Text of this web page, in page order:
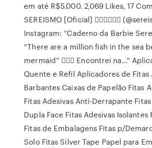
em até R$5.000. 2,069 Likes, 17
SEREISMO [Oficial] 🧜🏻‍♀️🧜🏿‍♂️
Instagram: “Caderno da Barbie
“There are a million fish in the sea
mermaid” 🧜🏻‍♀️ Encontrei na…”
Quente e Refil Aplicadores de Fitas
Barbantes Caixas de Papelão Fitas
Fitas Adesivas Anti-Derrapante
Dupla Face Fitas Adesivas Isolantes
Fitas de Embalagens Fitas p/
Solo Fitas Silver Tape Papel para